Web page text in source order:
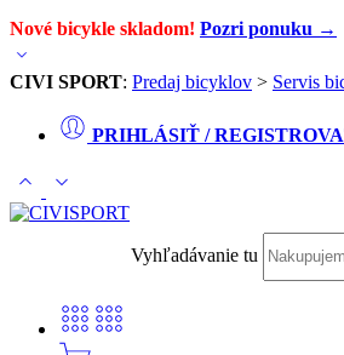
Nové bicykle skladom! Pozri ponuku →
CIVI SPORT: Predaj bicyklov > Servis
PRIHLÁSIŤ /
Vyhľadávanie tu